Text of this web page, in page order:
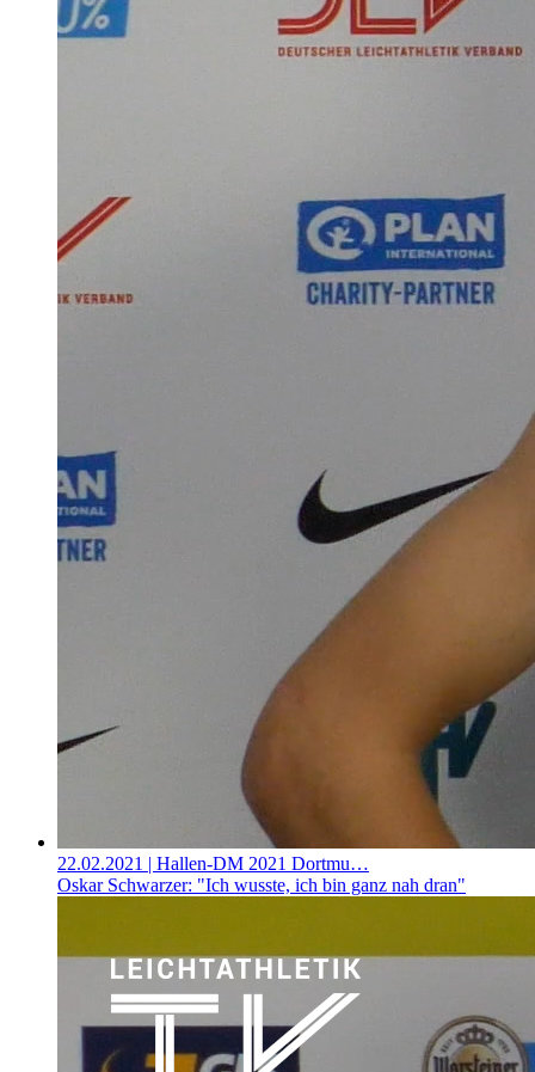
22.02.2021 | Hallen-DM 2021 Dortmu…
Oskar Schwarzer: "Ich wusste, ich bin ganz nah dran"